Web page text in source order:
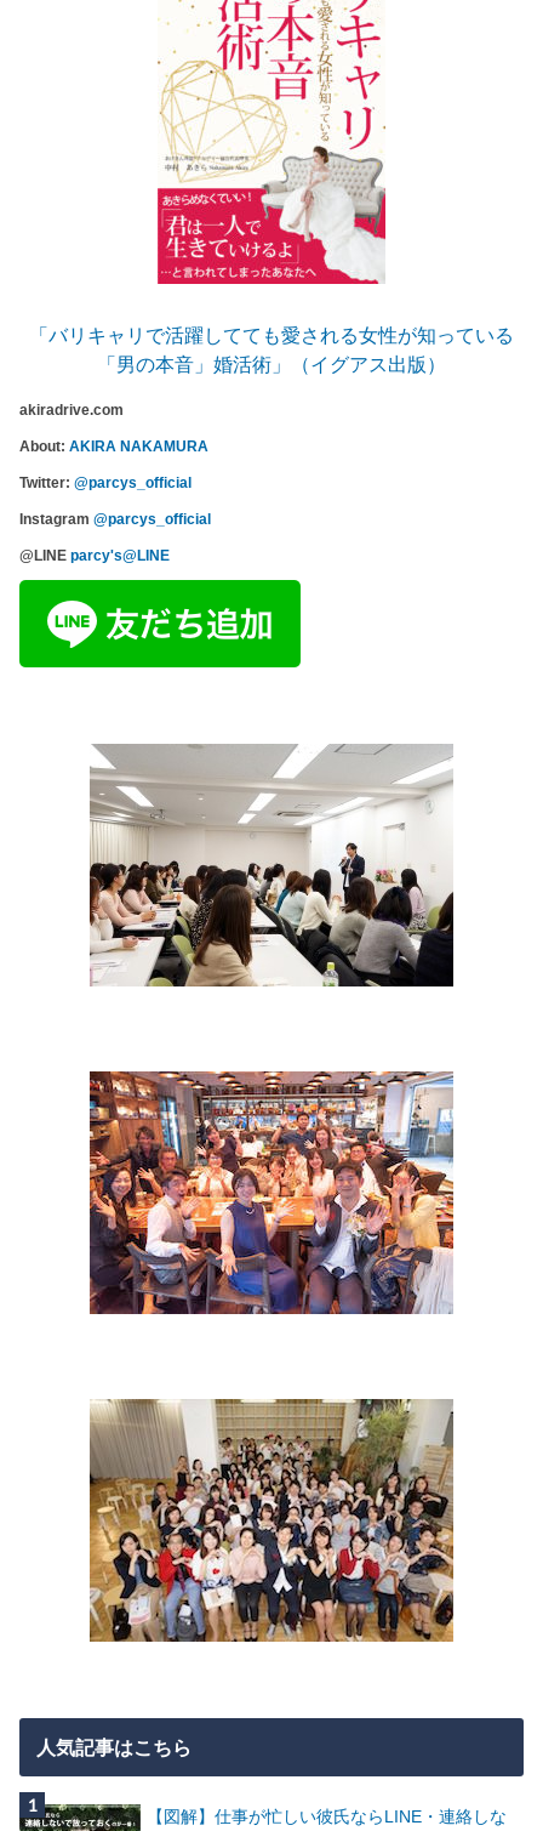
「バリキャリで活躍してても愛される女性が知っている
「男の本音」婚活術」（イグアス出版）
akiradrive.com
About:AKIRA NAKAMURA
Twitter:@parcys_official
Instagram@parcys_official
@LINEparcy's@LINE
人気記事はこちら
【図解】仕事が忙しい彼氏ならLINE・連絡しな